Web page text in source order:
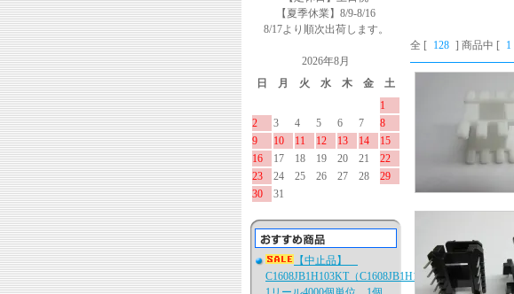
【夏季休業】8/9-8/16
8/17より順次出荷します。
2026年8月
日
月 火 水 木 金
土
1
2
3 4 5 6 7
8
9
10 11 12 13 14
15
16
17 18 19 20 21
22
23
24 25 26 27 28
29
30
31
【中止品】
C1608JB1H103KT（C1608JB1H103K080AA、
全 [ 128 ] 商品中 [ 1